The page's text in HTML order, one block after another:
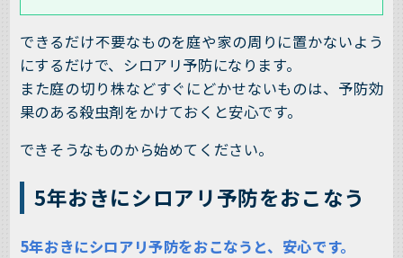
できるだけ不要なものを庭や家の周りに置かないよう
にするだけで、シロアリ予防になります。
また庭の切り株などすぐにどかせないものは、予防効
果のある殺虫剤をかけておくと安心です。
できそうなものから始めてください。
5年おきにシロアリ予防をおこなう
5年おきにシロアリ予防をおこなうと、安心です。